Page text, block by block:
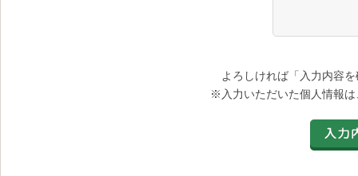
よろしければ「入力内容
※入力いただいた個人情報